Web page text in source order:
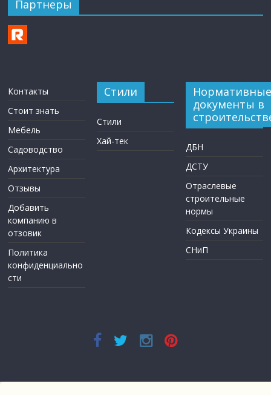
Партнеры
Контакты
Стоит знать
Мебель
Садоводство
Архитектура
Отзывы
Добавить
компанию в
отзовик
Политика
конфиденциально
сти
Стили
Стили
Хай-тек
Нормативные
документы в
ДБН
ДСТУ
Отраслевые
строительные
нормы
Кодексы Украины
СНиП